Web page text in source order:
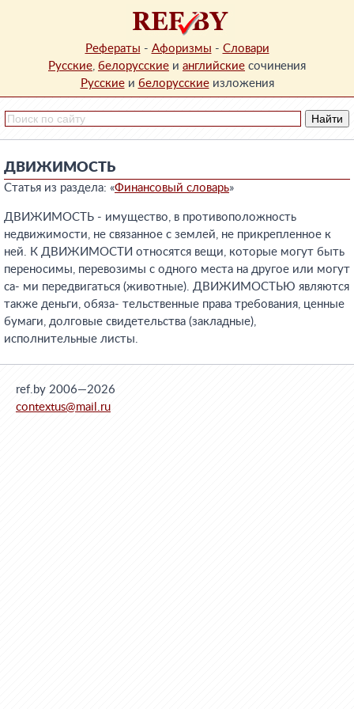
Рефераты - Афоризмы - Словари
Русские, белорусские и английские сочинения
Русскиеи белорусскиеизложения
ДВИЖИМОСТЬ
Статья из раздела: «Финансовый словарь»
ДВИЖИМОСТЬ - имущество, в противоположность
недвижимости, не связанное с землей, не прикрепленное к
ней. К ДВИЖИМОСТИ относятся вещи, которые могут быть
переносимы, перевозимы с одного места на другое или могут
са- ми передвигаться (животные). ДВИЖИМОСТЬЮ являются
также деньги, обяза- тельственные права требования, ценные
бумаги, долговые свидетельства (закладные),
исполнительные листы.
ref.by 2006—2026
contextus@mail.ru